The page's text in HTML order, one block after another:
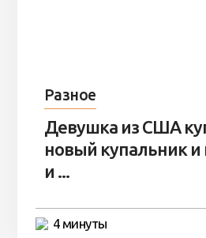
Разное
Девушка из США
новый купальник
и ...
4 минуты